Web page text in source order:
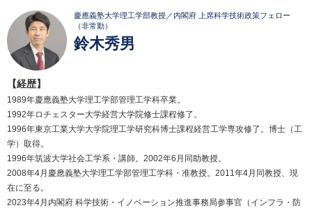
慶應義塾大学理工学部教授／内閣府 上席科学技術政策フェロー
（非常勤）
鈴木秀男
【経歴】
1989年慶應義塾大学理工学部管理工学科卒業。
1992年ロチェスター大学経営大学院修士課程修了。
1996年東京工業大学大学院理工学研究科博士課程経営工学専攻修了。博士（工
学）取得。
1996年筑波大学社会工学系・講師。2002年6月同助教授。
2008年4月慶應義塾大学理工学部管理工学科・准教授。2011年4月同教授、現
在に至る。
2023年4月内閣府 科学技術・イノベーション推進事務局参事官（インフラ・防